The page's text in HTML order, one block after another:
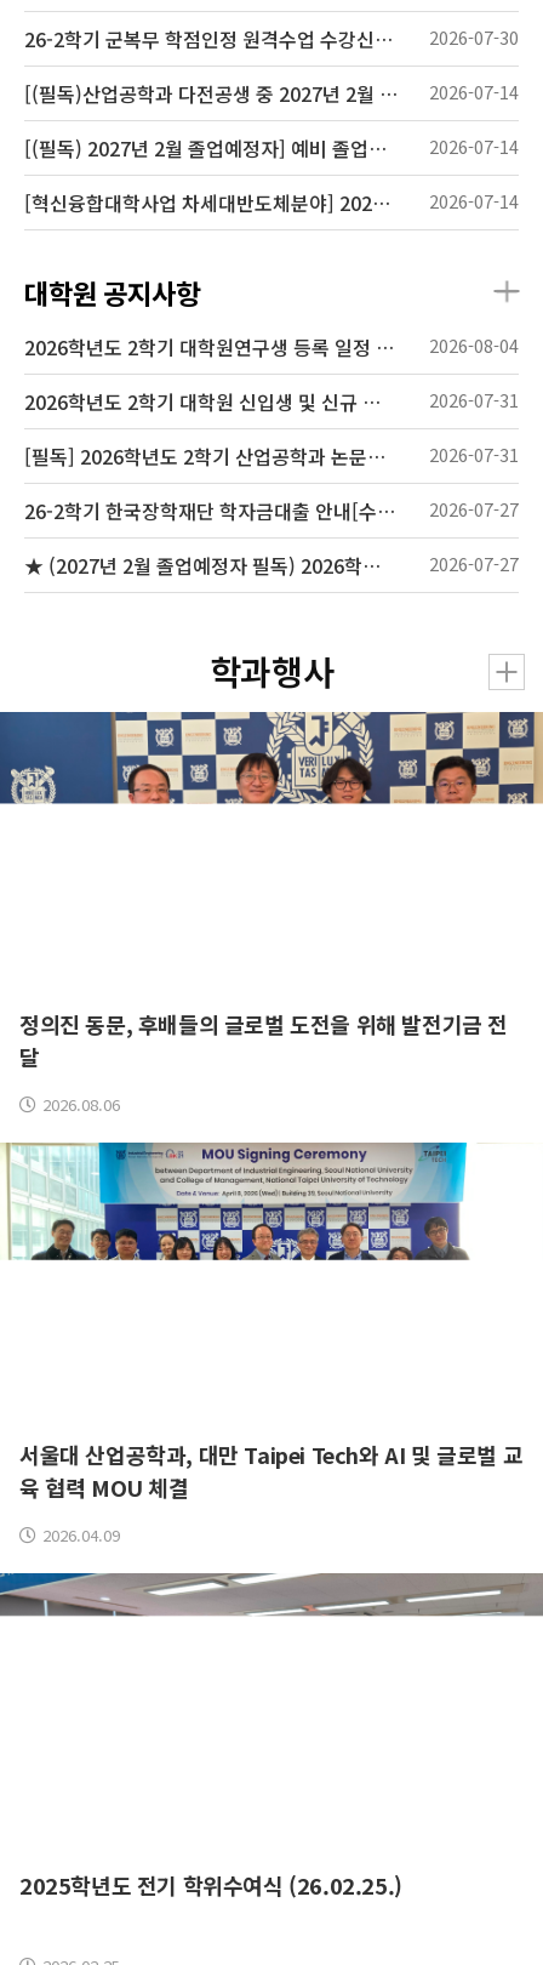
26-2학기 군복무 학점인정 원격수업 수강신청 안내(~9/17) 2026-07-30
[(필독)산업공학과 다전공생 중 2027년 2월 졸업예정자] 예비 졸업사정 안내 2026-07-14
[(필독) 2027년 2월 졸업예정자] 예비 졸업사정 안내 2026-07-14
[혁신융합대학사업 차세대반도체분야] 2026학년도 대구대학교 2학기 교류 수학 안내 2026-07-14
대학원 공지사항
2026학년도 2학기 대학원연구생 등록 일정 알림 2026-08-04
2026학년도 2학기 대학원 신입생 및 신규 임용 연구원 대상 안전환경교육(신규교육) 실시 안내 2026-07-31
[필독] 2026학년도 2학기 산업공학과 논문제출 예비고사 및 자격시험 시행 계획 공고 2026-07-31
26-2학기 한국장학재단 학자금대출 안내[수료생(연구생)] 2026-07-27
★ (2027년 2월 졸업예정자 필독) 2026학년도 2학기 외국인학생 한국어시험 실시 계획 안내 2026-07-27
학과행사
정의진 동문, 후배들의 글로벌 도전을 위해 발전기금 전
달
2026.08.06
서울대 산업공학과, 대만 Taipei Tech와 AI 및 글로벌 교
육 협력 MOU 체결
2026.04.09
2025학년도 전기 학위수여식 (26.02.25.)